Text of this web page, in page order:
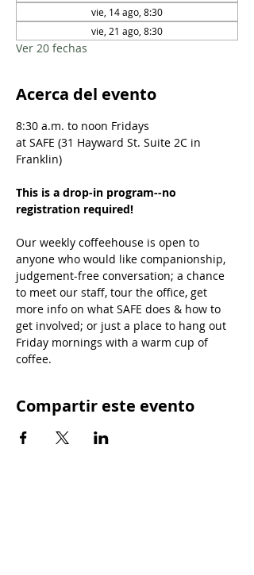
vie, 14 ago, 8:30
vie, 21 ago, 8:30
Ver 20 fechas
Acerca del evento
8:30 a.m. to noon Fridays
at SAFE (31 Hayward St. Suite 2C in
Franklin)
This is a drop-in program--no
registration required!
Our weekly coffeehouse is open to
anyone who would like companionship,
judgement-free conversation; a chance
to meet our staff, tour the office, get
more info on what SAFE does & how to
get involved; or just a place to hang out
Friday mornings with a warm cup of
coffee.
Compartir este evento